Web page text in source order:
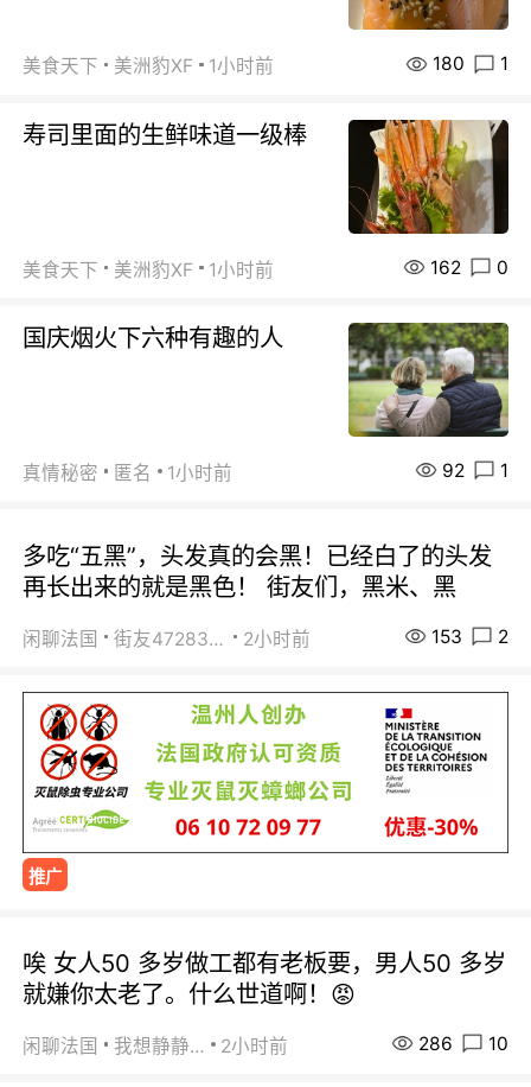
美食天下 美洲豹XF 1小时前 180 1
寿司里面的生鲜味道一级棒
美食天下 美洲豹XF 1小时前 162 0
国庆烟火下六种有趣的人
真情秘密 匿名 1小时前 92 1
多吃“五黑”，头发真的会黑！已经白了的头发
再长出来的就是黑色！ 街友们，黑米、黑
闲聊法国 街友472838572 2小时前 153 2
推广
唉 女人50 多岁做工都有老板要，男人50 多岁
就嫌你太老了。什么世道啊！😡
闲聊法国 我想静静… 2小时前 286 10